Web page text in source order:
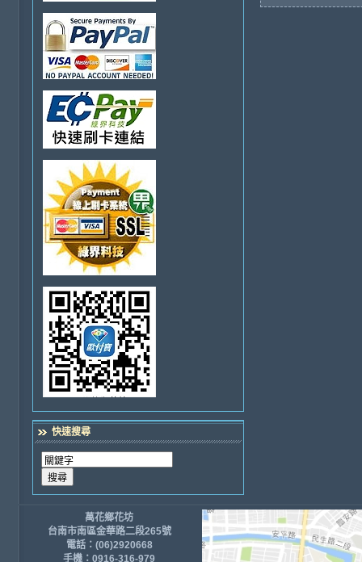
快速搜尋
萬花鄉花坊
台南市南區金華路二段265號
電話：(06)2920668
手機：0916-316-979